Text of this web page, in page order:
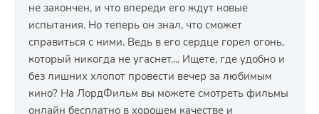
не закончен, и что впереди его ждут новые
испытания. Но теперь он знал, что сможет
справиться с ними. Ведь в его сердце горел огонь,
который никогда не угаснет.... Ищете, где удобно и
без лишних хлопот провести вечер за любимым
кино? На ЛордФильм вы можете смотреть фильмы
онлайн бесплатно в хорошем качестве и